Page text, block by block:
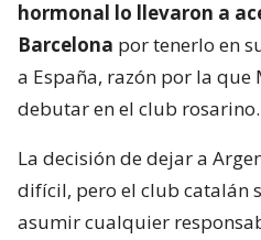
hormonal lo llevaron a
Barcelona por tenerlo en
a España, razón por la que
debutar en el club rosarino.
La decisión de dejar a
difícil, pero el club catalán
asumir cualquier